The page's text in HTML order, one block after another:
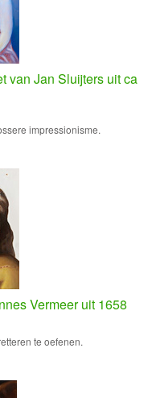
van Jan Sluijters uit ca
impressionisme.
Vermeer uit 1658
te oefenen.